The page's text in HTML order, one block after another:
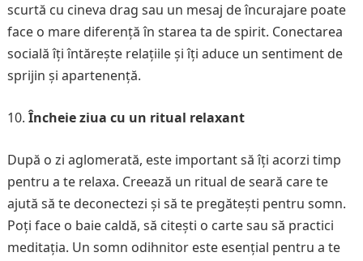
scurtă cu cineva drag sau un mesaj de încurajare poate
face o mare diferență în starea ta de spirit. Conectarea
socială îți întărește relațiile și îți aduce un sentiment de
sprijin și apartenență.
Încheie ziua cu un ritual relaxant
După o zi aglomerată, este important să îți acorzi timp
pentru a te relaxa. Creează un ritual de seară care te
ajută să te deconectezi și să te pregătești pentru somn.
Poți face o baie caldă, să citești o carte sau să practici
meditația. Un somn odihnitor este esențial pentru a te